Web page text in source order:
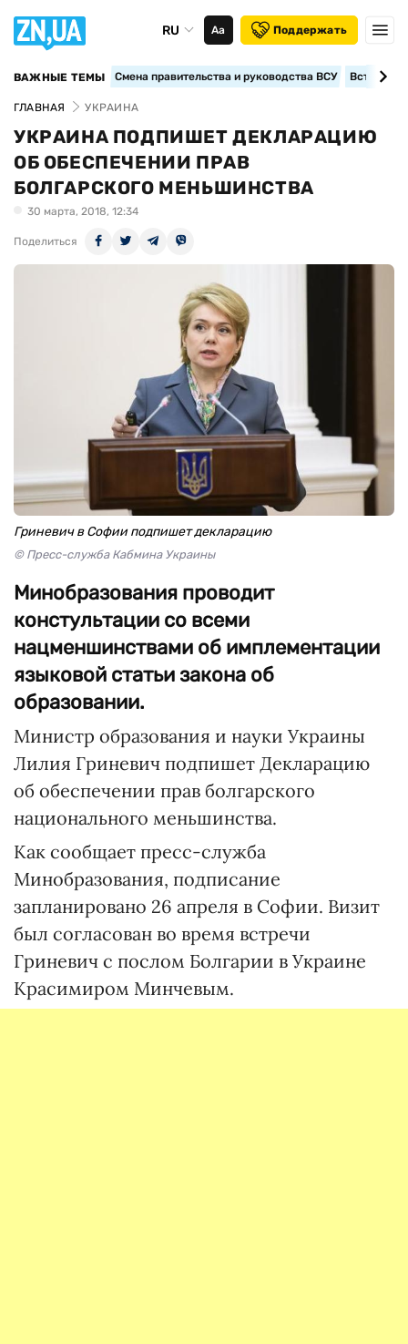
RU Аа Поддержать
ВАЖНЫЕ ТЕМЫ Смена правительства и руководства ВСУ
ГЛАВНАЯ УКРАИНА
УКРАИНА ПОДПИШЕТ ДЕКЛАРАЦИЮ
ОБ ОБЕСПЕЧЕНИИ ПРАВ
БОЛГАРСКОГО МЕНЬШИНСТВА
30 марта, 2018, 12:34
Поделиться
Гриневич в Софии подпишет декларацию
© Пресс-служба Кабмина Украины
Минобразования проводит
констультации со всеми
нацменшинствами об имплементации
языковой статьи закона об
образовании.
Министр образования и науки Украины
Лилия Гриневич подпишет Декларацию
об обеспечении прав болгарского
национального меньшинства.
Как сообщает пресс-служба
Минобразования, подписание
запланировано 26 апреля в Софии. Визит
был согласован во время встречи
Гриневич с послом Болгарии в Украине
Красимиром Минчевым.